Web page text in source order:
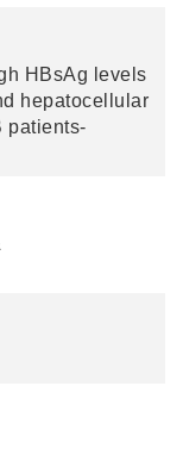
HBsAg levels
hepatocellular
patients-